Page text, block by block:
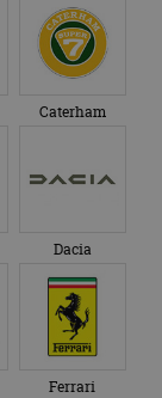
Caterham
Dacia
Ferrari